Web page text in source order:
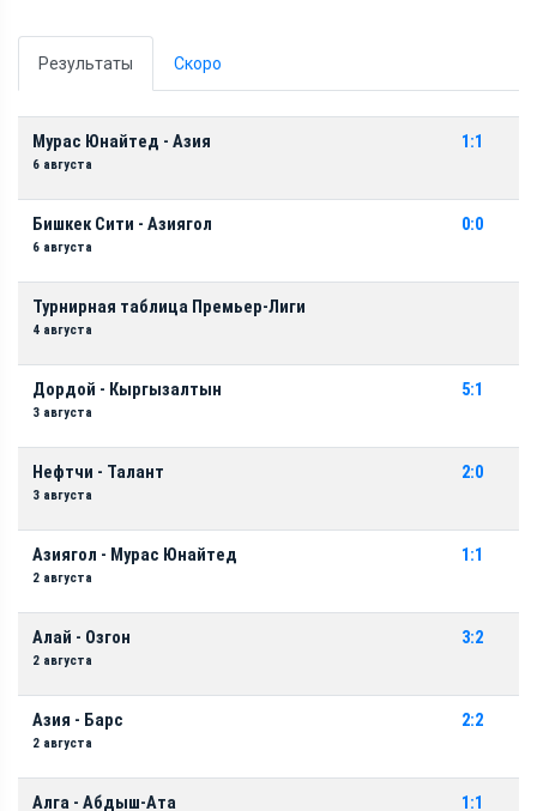
Результаты Скоро
Мурас Юнайтед - Азия
6 августа
1:1
Бишкек Сити - Азиягол
6 августа
0:0
Турнирная таблица Премьер-Лиги
4 августа
Дордой - Кыргызалтын
3 августа
5:1
Нефтчи - Талант
3 августа
2:0
Азиягол - Мурас Юнайтед
2 августа
1:1
Алай - Озгон
2 августа
3:2
Азия - Барс
2 августа
2:2
Алга - Абдыш-Ата 1:1